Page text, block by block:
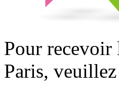
Pour recevoir
Paris,